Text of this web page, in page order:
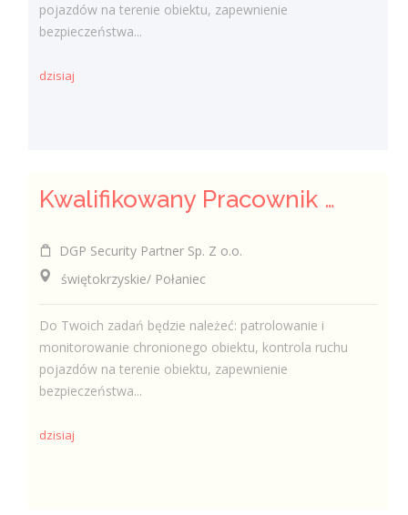
pojazdów na terenie obiektu, zapewnienie
bezpieczeństwa...
dzisiaj
Kwalifikowany Pracownik / Kwalifikowana Pracowniczka Ochrony
DGP Security Partner Sp. Z o.o.
świętokrzyskie/ Połaniec
Do Twoich zadań będzie należeć: patrolowanie i
monitorowanie chronionego obiektu, kontrola ruchu
pojazdów na terenie obiektu, zapewnienie
bezpieczeństwa...
dzisiaj